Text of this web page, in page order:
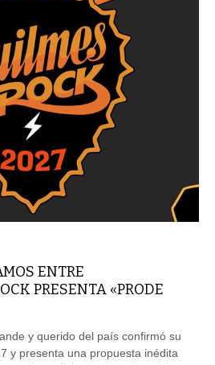
ENTRE
PRESENTA «PRODE
y querido del país confirmó su
y presenta una propuesta inédita